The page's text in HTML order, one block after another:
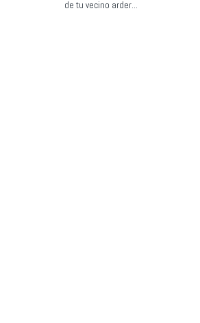
de tu vecino arder…